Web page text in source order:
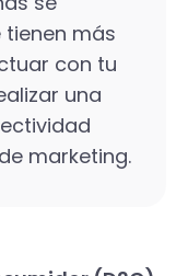
más
con tu
una
marketing.